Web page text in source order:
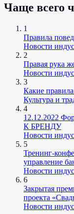
Чаще всего
1
Правила
Новости
2
Правая рука
Новости
3
Какие
Культура и
4
12.12.2022
К БРЕНДУ
Новости
5
Тренинг-
управление
Новости
6
Закрытая
проекта
Новости